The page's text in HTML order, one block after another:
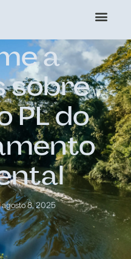
a
sobre
PL do
agosto 8, 2025